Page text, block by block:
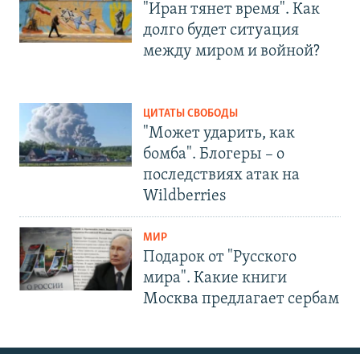
"Иран тянет время". Как
долго будет ситуация
между миром и войной?
ЦИТАТЫ СВОБОДЫ
"Может ударить, как
бомба". Блогеры – о
последствиях атак на
Wildberries
МИР
Подарок от "Русского
мира". Какие книги
Москва предлагает сербам